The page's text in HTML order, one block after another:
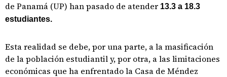
de Panamá (UP) han pasado de atender 13.3 a 18.3
estudiantes.
Esta realidad se debe, por una parte, a la masificación
de la población estudiantil y, por otra, a las limitaciones
económicas que ha enfrentado la Casa de Méndez